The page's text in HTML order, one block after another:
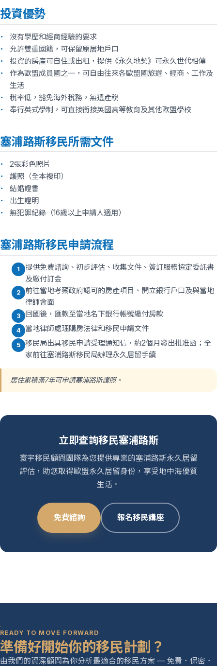
投資優勢
沒有學歷和經商經驗的要求
允許雙重國籍，可保留原居地戶口
投資的房產可自住或出租，提供《永久地契》可永久世代相傳
作為歐盟成員國之一，可自由往來各歐盟國旅遊、經商、工作及
生活
稅率低，豁免海外稅務，無遺產稅
奉行英式學制，可直接銜接英國高等教育及其他歐盟學校
塞浦路斯移民所需文件
2張彩色照片
護照（全本複印）
結婚證書
出生證明
無犯罪紀錄（16歲以上申請人適用）
塞浦路斯移民申請流程
1
提供免費諮詢、初步評估、收集文件、簽訂服務協定委託書
及繳付訂金
2
前往當地考察政府認可的房產項目、開立銀行戶口及與當地
律師會面
3 回國後，匯款至當地名下銀行帳號繳付房款
4 當地律師處理購房法律和移民申請文件
5
移民局出具移民申請受理通知信，約2個月發出批准函；全
家前往塞浦路斯移民局辦理永久居留手續
居住累積滿7年可申請塞浦路斯護照。
立即查詢移民塞浦路斯
寰宇移民顧問團隊為您提供專業的塞浦路斯永久居留
評估，助您取得歐盟永久居留身份，享受地中海優質
生活。
免費諮詢 報名移民講座
READY TO MOVE FORWARD
準備好開始你的移民計劃？
由我們的資深顧問為你分析最適合的移民方案 — 免費．保密．